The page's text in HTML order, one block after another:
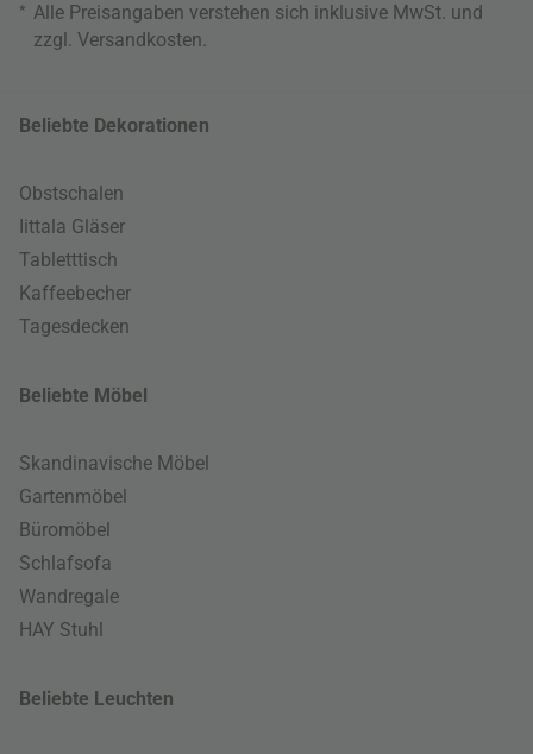
* Alle Preisangaben verstehen sich inklusive MwSt. und
zzgl. Versandkosten.
Beliebte Dekorationen
Obstschalen
Iittala Gläser
Tabletttisch
Kaffeebecher
Tagesdecken
Beliebte Möbel
Skandinavische Möbel
Gartenmöbel
Büromöbel
Schlafsofa
Wandregale
HAY Stuhl
Beliebte Leuchten